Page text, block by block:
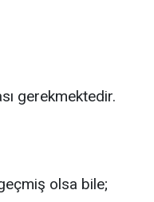
gerekmektedir.
olsa bile;